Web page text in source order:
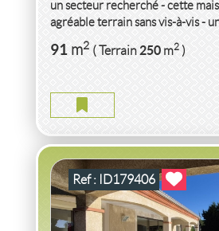
un secteur recherché - cette
agréable terrain sans vis-à-vis -
91m2 ( Terrain250m2)
Ref : ID179406
VENTE MAISON PISCINE ET
HAUTE-
MAISON PISCINE ET TERRAIN
5pièce(s)-130m2 ( Jardin3